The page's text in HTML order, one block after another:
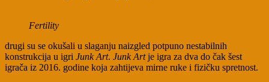
Fertility
drugi su se okušali u slaganju naizgled potpuno nestabilnih
konstrukcija u igri Junk Art. Junk Artje igra za dva do čak šest
igrača iz 2016. godine koja zahtijeva mirne ruke i fizičku spretnost.